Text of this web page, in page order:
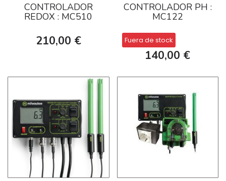
CONTROLADOR
REDOX : MC510
210,00 €
CONTROLADOR PH :
MC122
Fuera de stock
140,00 €